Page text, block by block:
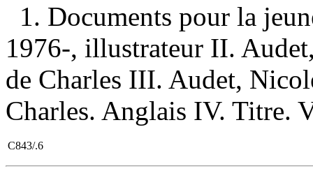
1. Documents pour la
1976-, illustrateur II.
de Charles III. Audet,
Charles. Anglais IV. Titre.
C843/.6